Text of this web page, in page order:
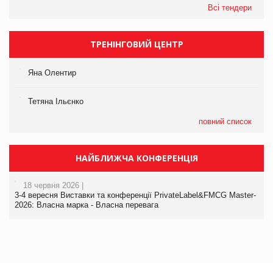
Всі тендери
ТРЕНІНГОВИЙ ЦЕНТР
Яна Олентир
Тетяна Ільєнко
повний список
НАЙБЛИЖЧА КОНФЕРЕНЦІЯ
18 червня 2026 |
3-4 вересня Виставки та конференції PrivateLabel&FMCG Master-
2026: Власна марка - Власна перевага